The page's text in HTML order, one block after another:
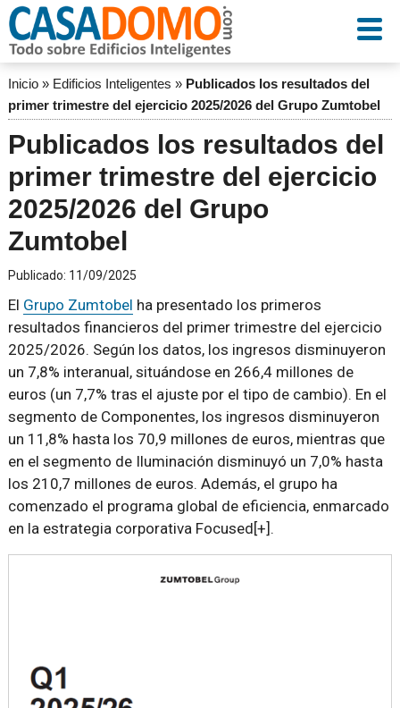
Inicio» Edificios Inteligentes » Publicados los resultados del
primer trimestre del ejercicio 2025/2026 del Grupo Zumtobel
Publicados los resultados del
primer trimestre del ejercicio
2025/2026 del Grupo
Zumtobel
Publicado: 11/09/2025
El Grupo Zumtobel ha presentado los primeros
resultados financieros del primer trimestre del ejercicio
2025/2026. Según los datos, los ingresos disminuyeron
un 7,8% interanual, situándose en 266,4 millones de
euros (un 7,7% tras el ajuste por el tipo de cambio). En el
segmento de Componentes, los ingresos disminuyeron
un 11,8% hasta los 70,9 millones de euros, mientras que
en el segmento de Iluminación disminuyó un 7,0% hasta
los 210,7 millones de euros. Además, el grupo ha
comenzado el programa global de eficiencia, enmarcado
en la estrategia corporativa Focused[+].